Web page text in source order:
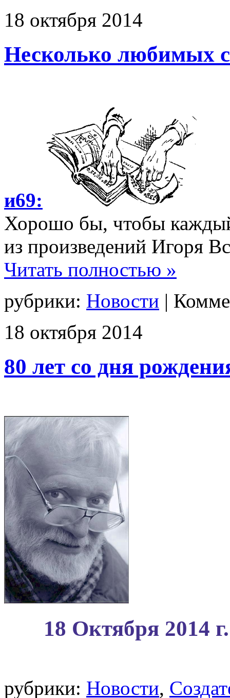
18 октября 2014
Несколько любимых
и69:
Хорошо бы, чтобы
из произведений Игоря
Читать полностью »
рубрики: Новости |
18 октября 2014
80 лет со дня
18 Октября 2014
рубрики: Новости,